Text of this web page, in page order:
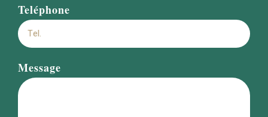
Teléphone
Message